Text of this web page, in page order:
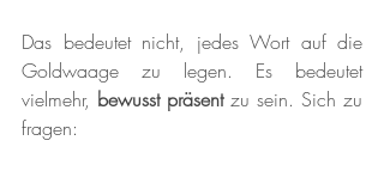
Das bedeutet nicht, jedes Wort auf die
Goldwaage zu legen. Es bedeutet
vielmehr, bewusst präsent zu sein. Sich zu
fragen: